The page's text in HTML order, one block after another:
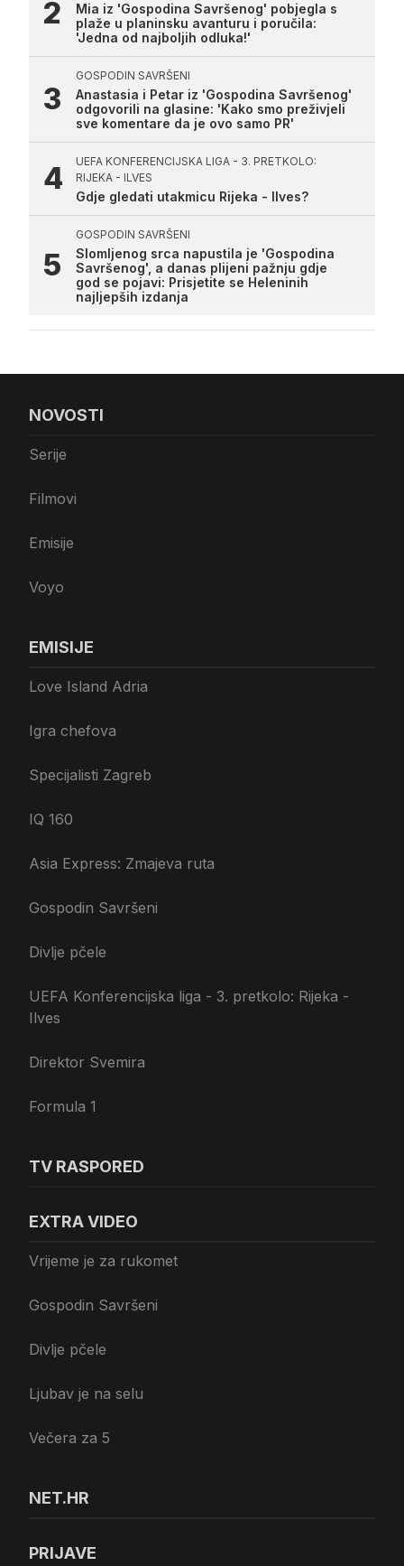
Mia iz 'Gospodina Savršenog' pobjegla s
plaže u planinsku avanturu i poručila:
'Jedna od najboljih odluka!'
GOSPODIN SAVRŠENI
Anastasia i Petar iz 'Gospodina Savršenog'
odgovorili na glasine: 'Kako smo preživjeli
sve komentare da je ovo samo PR'
UEFA KONFERENCIJSKA LIGA - 3. PRETKOLO:
RIJEKA - ILVES
Gdje gledati utakmicu Rijeka - Ilves?
GOSPODIN SAVRŠENI
Slomljenog srca napustila je 'Gospodina
Savršenog', a danas plijeni pažnju gdje
god se pojavi: Prisjetite se Heleninih
najljepših izdanja
NOVOSTI
Serije
Filmovi
Emisije
Voyo
EMISIJE
Love Island Adria
Igra chefova
Specijalisti Zagreb
IQ 160
Asia Express: Zmajeva ruta
Gospodin Savršeni
Divlje pčele
UEFA Konferencijska liga - 3. pretkolo: Rijeka -
Ilves
Direktor Svemira
Formula 1
TV RASPORED
EXTRA VIDEO
Vrijeme je za rukomet
Gospodin Savršeni
Divlje pčele
Ljubav je na selu
Večera za 5
NET.HR
PRIJAVE